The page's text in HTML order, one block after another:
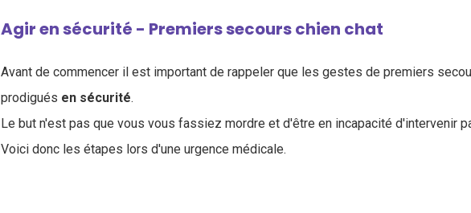
Agir en sécurité - Premiers secours chien chat
Avant de commencer il est important de rappeler que les gestes de premiers
prodigués en sécurité.
Le but n'est pas que vous vous fassiez mordre et d'être en incapacité d'intervenir
Voici donc les étapes lors d'une urgence médicale.